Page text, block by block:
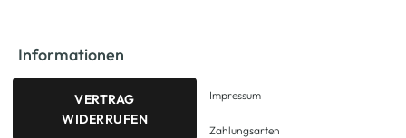
Informationen
VERTRAG
WIDERRUFEN
Impressum
Zahlungsarten